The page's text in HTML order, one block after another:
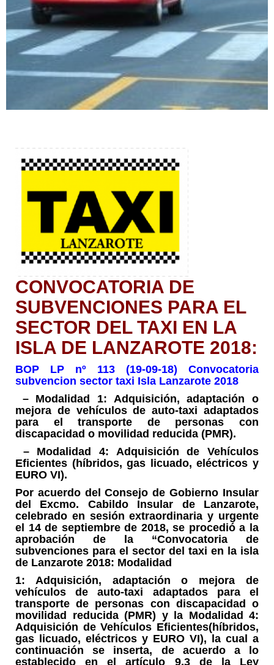
CONVOCATORIA DE
SUBVENCIONES PARA EL
SECTOR DEL TAXI EN LA
ISLA DE LANZAROTE 2018:
BOP LP nº 113 (19-09-18) Convocatoria
subvencion sector taxi Isla Lanzarote 2018
– Modalidad 1: Adquisición, adaptación o
mejora de vehículos de auto-taxi adaptados
para el transporte de personas con
discapacidad o movilidad reducida (PMR).
– Modalidad 4: Adquisición de Vehículos
Eficientes (híbridos, gas licuado, eléctricos y
EURO VI).
Por acuerdo del Consejo de Gobierno Insular
del Excmo. Cabildo Insular de Lanzarote,
celebrado en sesión extraordinaria y urgente
el 14 de septiembre de 2018, se procedió a la
aprobación de la “Convocatoria de
subvenciones para el sector del taxi en la isla
de Lanzarote 2018: Modalidad
1: Adquisición, adaptación o mejora de
vehículos de auto-taxi adaptados para el
transporte de personas con discapacidad o
movilidad reducida (PMR) y la Modalidad 4:
Adquisición de Vehículos Eficientes(híbridos,
gas licuado, eléctricos y EURO VI), la cual a
continuación se inserta, de acuerdo a lo
establecido en el artículo 9.3 de la Ley